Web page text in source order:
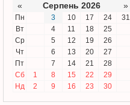
« Серпень 2026 »
Пн 3 10 17 24
31
Вт
4 11 18
25
Ср
5 12 19
26
Чт
6 13 20
27
Пт
7 14 21
28
Сб
1 8 15 22
29
Нд
2 9 16 23 30